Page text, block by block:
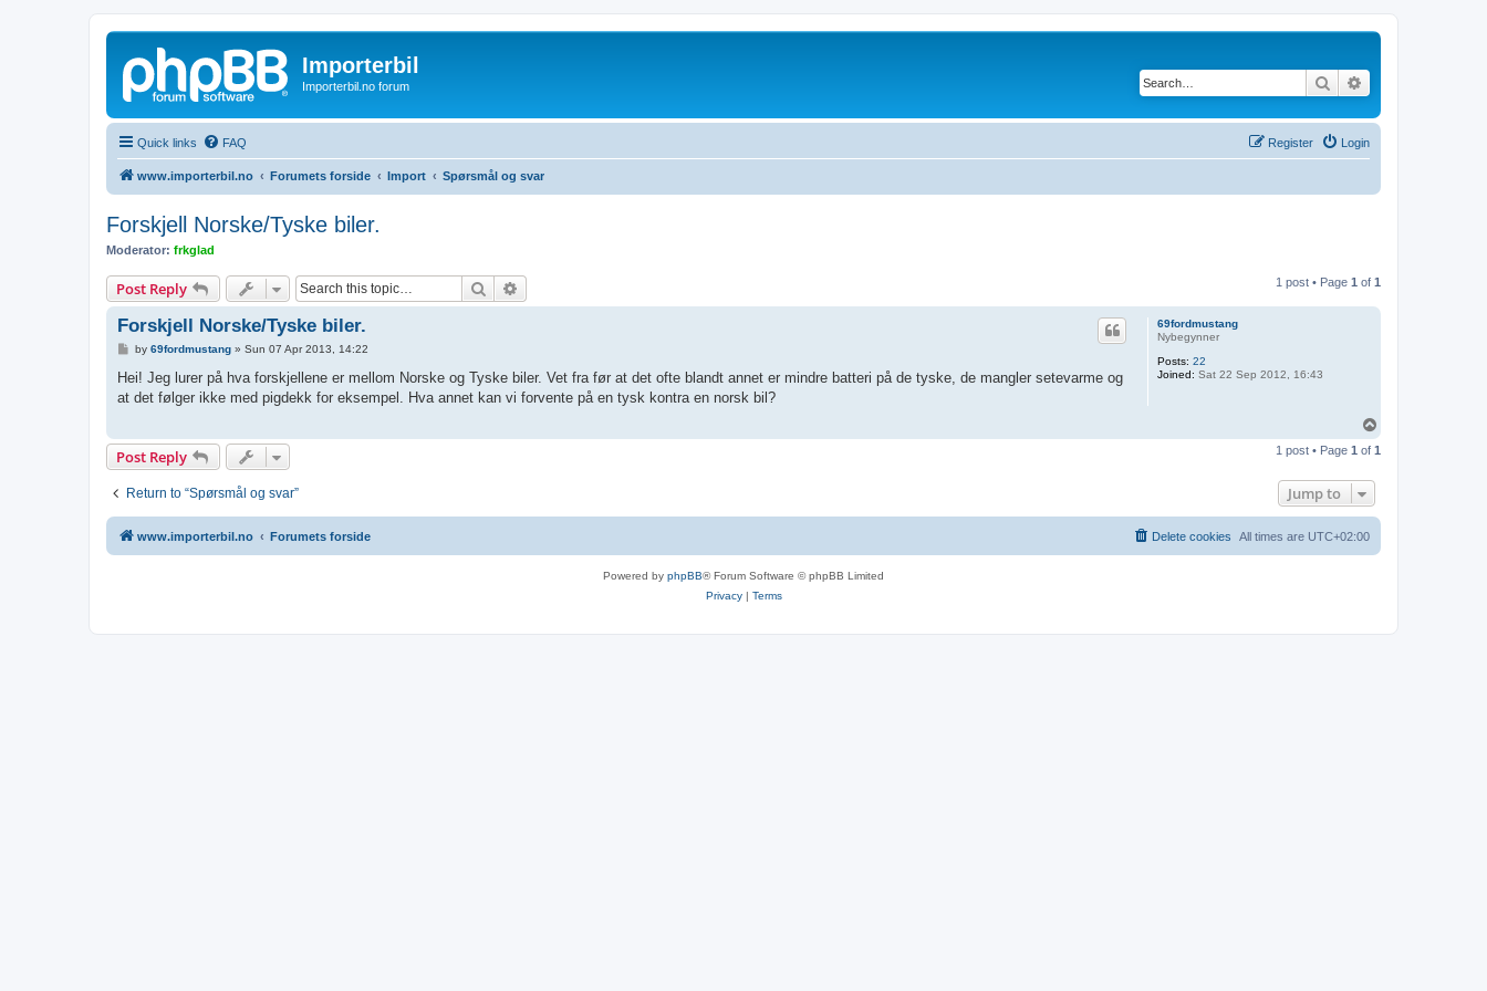
Importerbil
Importerbil.no forum Search
Quick links FAQ Login
Register
www.importerbil.no Forumets forside Import Spørsmål og svar
Forskjell Norske/Tyske biler.
Moderator: frkglad
Post Reply Search 1 post • Page 1 of 1
69fordmustang
Nybegynner
Posts: 22
Joined: Sat 22 Sep 2012, 16:43
Forskjell Norske/Tyske biler.
P
s
by 69fordmustang» Sun 07 Apr 2013, 14:22
Hei! Jeg lurer på hva forskjellene er mellom Norske og Tyske biler. Vet fra før at det ofte blandt annet er mindre batteri på de tyske, de mangler setevarme og
at det følger ikke med pigdekk for eksempel. Hva annet kan vi forvente på en tysk kontra en norsk bil?
p
Post Reply 1 post • Page 1 of 1
Return to “Spørsmål og svar” Jump to
www.importerbil.no Forumets forside All times are UTC+02:00
Delete cookies
Powered by phpBB® Forum Software © phpBB Limited
Privacy| Terms